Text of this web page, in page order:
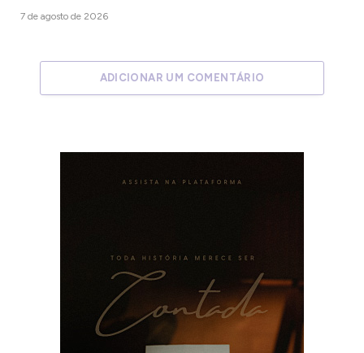
7 de agosto de 2026
ADICIONAR UM COMENTÁRIO